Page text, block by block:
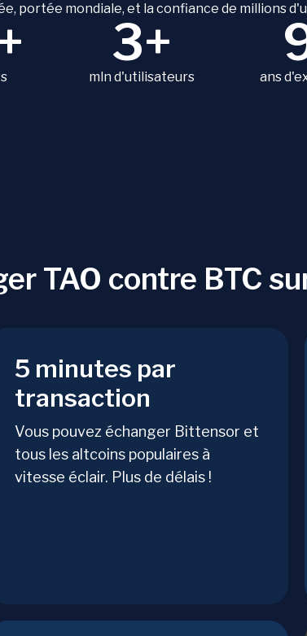
portée mondiale, et la confiance de millions
3+
mln d'utilisateurs ans
TAO contre BTC
5 minutes par
transaction
Vous pouvez échanger Bittensor et
tous les altcoins populaires à
vitesse éclair. Plus de délais !